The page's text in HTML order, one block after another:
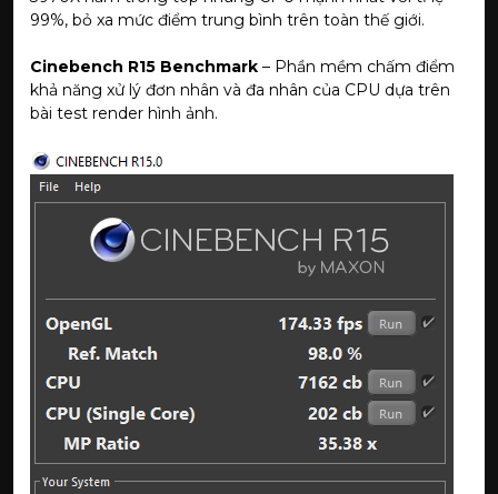
99%, bỏ xa mức điểm trung bình trên toàn thế giới.
Cinebench R15 Benchmark – Phần mềm chấm điểm
khả năng xử lý đơn nhân và đa nhân của CPU dựa trên
bài test render hình ảnh.